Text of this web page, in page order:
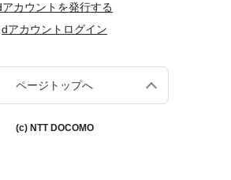
アカウントを発行する
dアカウントログイン
ページトップへ
(c) NTT DOCOMO